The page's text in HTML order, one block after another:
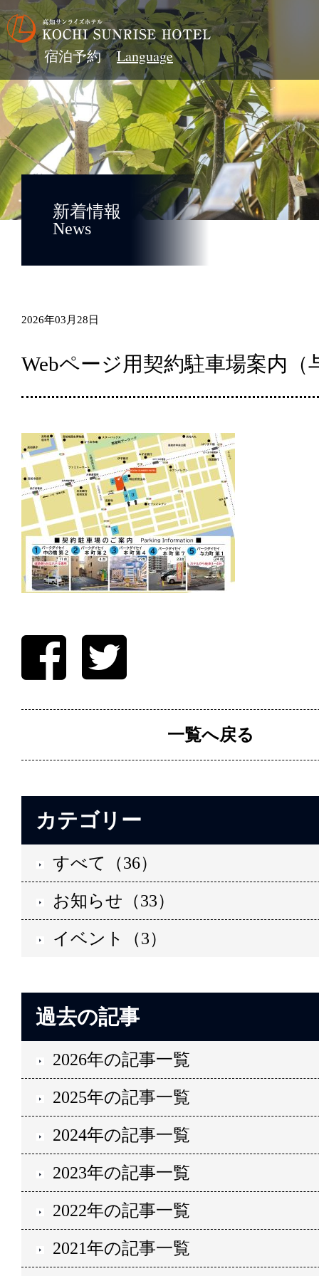
宿泊予約
新着情報
News
2026年03月28日
Webページ用契約駐車場案内（
一覧へ戻る
カテゴリー
すべて（36）
お知らせ（33）
イベント（3）
過去の記事
2026年の記事一覧
2025年の記事一覧
2024年の記事一覧
2023年の記事一覧
2022年の記事一覧
2021年の記事一覧